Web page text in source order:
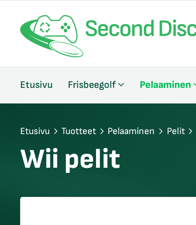
Etusivu Frisbeegolf Pelaaminen
Etusivu Tuotteet Pelaaminen Pelit
Wii pelit
sulje
sulje
sulje